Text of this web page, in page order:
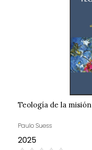
Teología de la misión
Paulo Suess
2025